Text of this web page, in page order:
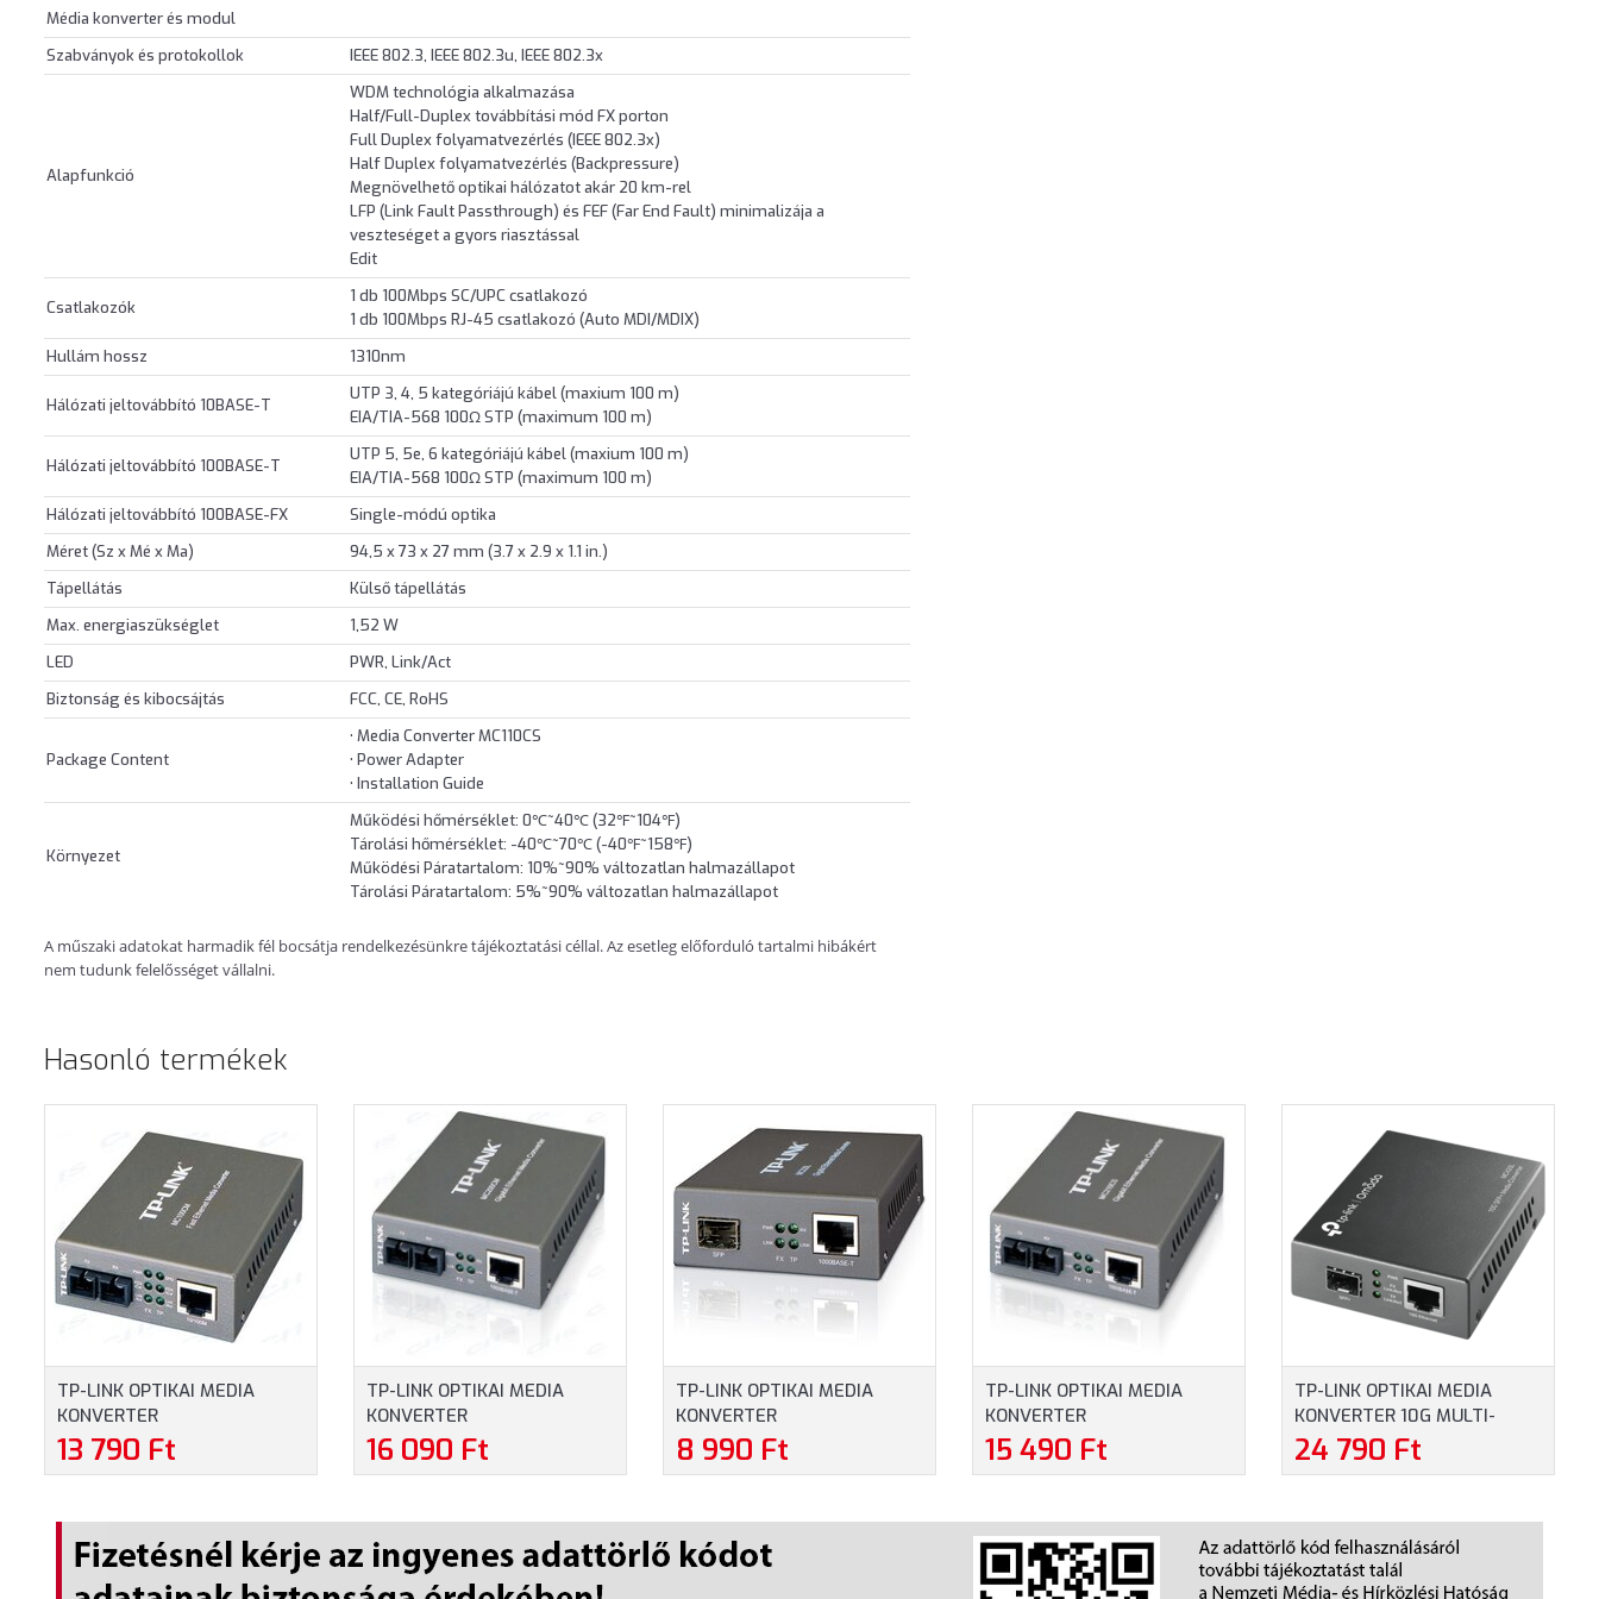
Média konverter és modul
Szabványok és protokollok
IEEE 802.3, IEEE 802.3u, IEEE 802.3x
Alapfunkció
WDM technológia alkalmazása
Half/Full-Duplex továbbítási mód FX porton
Full Duplex folyamatvezérlés (IEEE 802.3x)
Half Duplex folyamatvezérlés (Backpressure)
Megnövelhető optikai hálózatot akár 20 km-rel
LFP (Link Fault Passthrough) és FEF (Far End Fault) minimalizája a
veszteséget a gyors riasztással
Edit
Csatlakozók
1 db 100Mbps SC/UPC csatlakozó
1 db 100Mbps RJ-45 csatlakozó (Auto MDI/MDIX)
Hullám hossz
1310nm
Hálózati jeltovábbító 10BASE-T
UTP 3, 4, 5 kategóriájú kábel (maxium 100 m)
EIA/TIA-568 100Ω STP (maximum 100 m)
Hálózati jeltovábbító 100BASE-T
UTP 5, 5e, 6 kategóriájú kábel (maxium 100 m)
EIA/TIA-568 100Ω STP (maximum 100 m)
Hálózati jeltovábbító 100BASE-FX
Single-módú optika
Méret (Sz x Mé x Ma)
94,5 x 73 x 27 mm (3.7 x 2.9 x 1.1 in.)
Tápellátás
Külső tápellátás
Max. energiaszükséglet
1,52 W
LED
PWR, Link/Act
Biztonság és kibocsájtás
FCC, CE, RoHS
Package Content
• Media Converter MC110CS
• Power Adapter
• Installation Guide
Környezet
Működési hőmérséklet: 0℃~40℃ (32℉~104℉)
Tárolási hőmérséklet: -40℃~70℃ (-40℉~158℉)
Működési Páratartalom: 10%~90% változatlan halmazállapot
Tárolási Páratartalom: 5%~90% változatlan halmazállapot
A műszaki adatokat harmadik fél bocsátja rendelkezésünkre tájékoztatási céllal. Az esetleg előforduló tartalmi hibákért
nem tudunk felelősséget vállalni.
Hasonló termékek
TP-LINK OPTIKAI MEDIA
KONVERTER
100(RÉZ)-100FX(SC) MULTI
MÓD (MC100CM)
13 790 Ft
TP-LINK OPTIKAI MEDIA
KONVERTER
1000(RÉZ)-1000FX(SC)
MULTI MÓD (MC200CM)
16 090 Ft
TP-LINK OPTIKAI MEDIA
KONVERTER
1000(RÉZ)-1000FX(LC)
SINGLE/MULTI MÓD
8 990 Ft
TP-LINK OPTIKAI MEDIA
KONVERTER
1000(RÉZ)-1000SX(SC)
SINGLE MÓD (MC210CS)
15 490 Ft
TP-LINK OPTIKAI MEDIA
KONVERTER 10G MULTI-
GIGABIT SFP (MC420L)
24 790 Ft